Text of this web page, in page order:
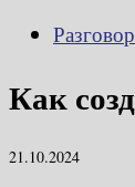
Как
21.10.2024